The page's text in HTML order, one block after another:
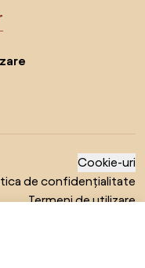
Cookie-uri
de confidențialitate
Termeni de utilizare